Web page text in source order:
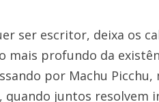
ser escritor, deixa os
mais profundo da
por Machu
quando juntos resolvem